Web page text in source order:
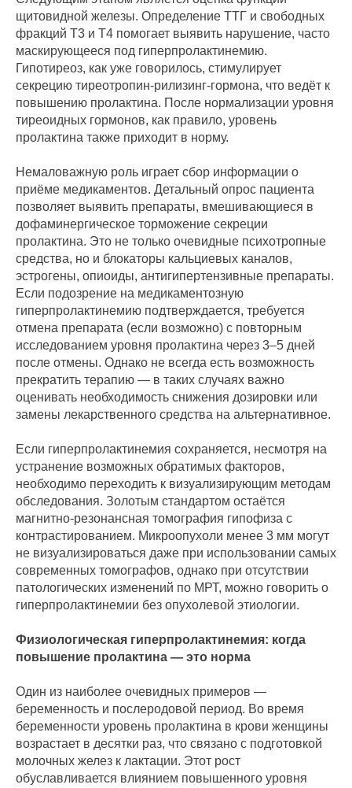
щитовидной железы. Определение ТТГ и свободных
фракций Т3 и Т4 помогает выявить нарушение, часто
маскирующееся под гиперпролактинемию.
Гипотиреоз, как уже говорилось, стимулирует
секрецию тиреотропин-рилизинг-гормона, что ведёт к
повышению пролактина. После нормализации уровня
тиреоидных гормонов, как правило, уровень
пролактина также приходит в норму.
Немаловажную роль играет сбор информации о
приёме медикаментов. Детальный опрос пациента
позволяет выявить препараты, вмешивающиеся в
дофаминергическое торможение секреции
пролактина. Это не только очевидные психотропные
средства, но и блокаторы кальциевых каналов,
эстрогены, опиоиды, антигипертензивные препараты.
Если подозрение на медикаментозную
гиперпролактинемию подтверждается, требуется
отмена препарата (если возможно) с повторным
исследованием уровня пролактина через 3–5 дней
после отмены. Однако не всегда есть возможность
прекратить терапию — в таких случаях важно
оценивать необходимость снижения дозировки или
замены лекарственного средства на альтернативное.
Если гиперпролактинемия сохраняется, несмотря на
устранение возможных обратимых факторов,
необходимо переходить к визуализирующим методам
обследования. Золотым стандартом остаётся
магнитно-резонансная томография гипофиза с
контрастированием. Микроопухоли менее 3 мм могут
не визуализироваться даже при использовании самых
современных томографов, однако при отсутствии
патологических изменений по МРТ, можно говорить о
гиперпролактинемии без опухолевой этиологии.
Физиологическая гиперпролактинемия: когда
повышение пролактина — это норма
Один из наиболее очевидных примеров —
беременность и послеродовой период. Во время
беременности уровень пролактина в крови женщины
возрастает в десятки раз, что связано с подготовкой
молочных желез к лактации. Этот рост
обуславливается влиянием повышенного уровня